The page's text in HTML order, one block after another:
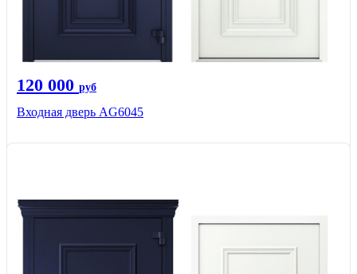
120 000 руб
Входная дверь AG6045